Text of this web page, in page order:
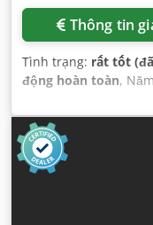
Thông tin
Tình trạng: rất tốt
động hoàn toàn,